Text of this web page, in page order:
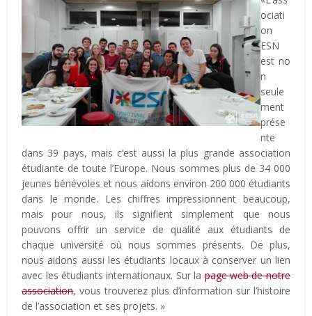
ociati
on
ESN
est no
n
seule
ment
prése
nte
dans 39 pays, mais c’est aussi la plus grande association
étudiante de toute l’Europe. Nous sommes plus de 34 000
jeunes bénévoles et nous aidons environ 200 000 étudiants
dans le monde. Les chiffres impressionnent beaucoup,
mais pour nous, ils signifient simplement que nous
pouvons offrir un service de qualité aux étudiants de
chaque université où nous sommes présents. De plus,
nous aidons aussi les étudiants locaux à conserver un lien
avec les étudiants internationaux. Sur lapage web de notre
association, vous trouverez plus d’information sur l’histoire
de l’association et ses projets. »